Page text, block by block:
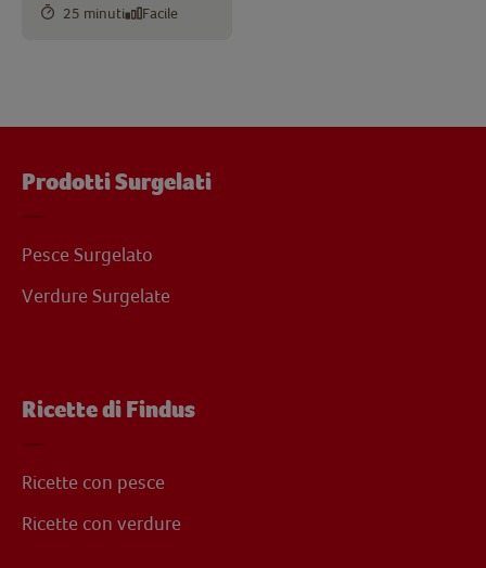
25 minuti Facile
Prodotti Surgelati
Pesce Surgelato
Verdure Surgelate
Ricette di Findus
Ricette con pesce
Ricette con verdure